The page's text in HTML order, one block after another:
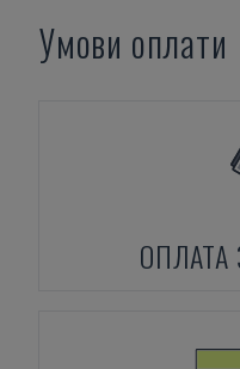
Умови оплати
ОПЛАТА